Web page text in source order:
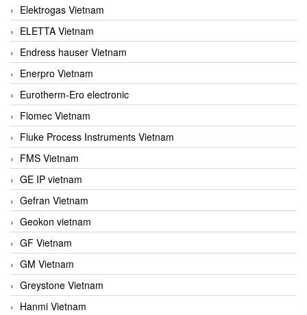
Elektrogas Vietnam
ELETTA Vietnam
Endress hauser Vietnam
Enerpro Vietnam
Eurotherm-Ero electronic
Flomec Vietnam
Fluke Process Instruments Vietnam
FMS Vietnam
GE IP vietnam
Gefran Vietnam
Geokon vietnam
GF Vietnam
GM Vietnam
Greystone Vietnam
Hanmi Vietnam